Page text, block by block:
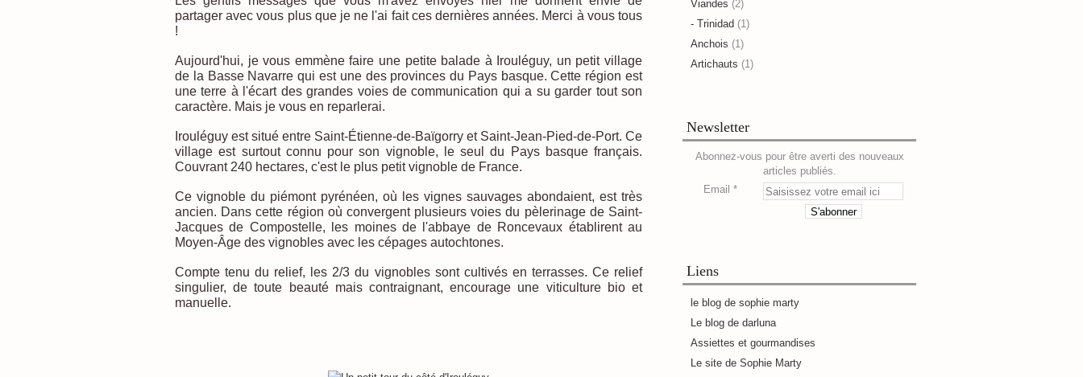
partager avec vous plus que je ne l'ai fait ces dernières années. Merci à vous tous
!
Aujourd'hui, je vous emmène faire une petite balade à Irouléguy, un petit village
de la Basse Navarre qui est une des provinces du Pays basque. Cette région est
une terre à l'écart des grandes voies de communication qui a su garder tout son
caractère. Mais je vous en reparlerai.
Irouléguy est situé entre Saint-Étienne-de-Baïgorry et Saint-Jean-Pied-de-Port. Ce
village est surtout connu pour son vignoble, le seul du Pays basque français.
Couvrant 240 hectares, c'est le plus petit vignoble de France.
Ce vignoble du piémont pyrénéen, où les vignes sauvages abondaient, est très
ancien. Dans cette région où convergent plusieurs voies du pèlerinage de Saint-
Jacques de Compostelle, les moines de l'abbaye de Roncevaux établirent au
Moyen-Âge des vignobles avec les cépages autochtones.
Compte tenu du relief, les 2/3 du vignobles sont cultivés en terrasses. Ce relief
singulier, de toute beauté mais contraignant, encourage une viticulture bio et
manuelle.
Viandes (2)
- Trinidad (1)
Anchois (1)
Artichauts (1)
Newsletter
Abonnez-vous pour être averti des nouveaux
articles publiés.
Email
Liens
le blog de sophie marty
Le blog de darluna
Assiettes et gourmandises
Le site de Sophie Marty